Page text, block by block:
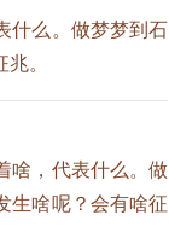
什么。做梦梦到石
。
啥，代表什么。做
生啥呢？会有啥征